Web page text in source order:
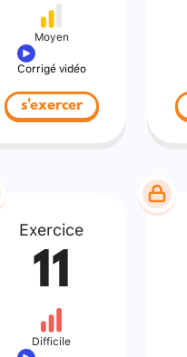
Moyen
Corrigé vidéo
s'exercer
Exercice
11
Difficile